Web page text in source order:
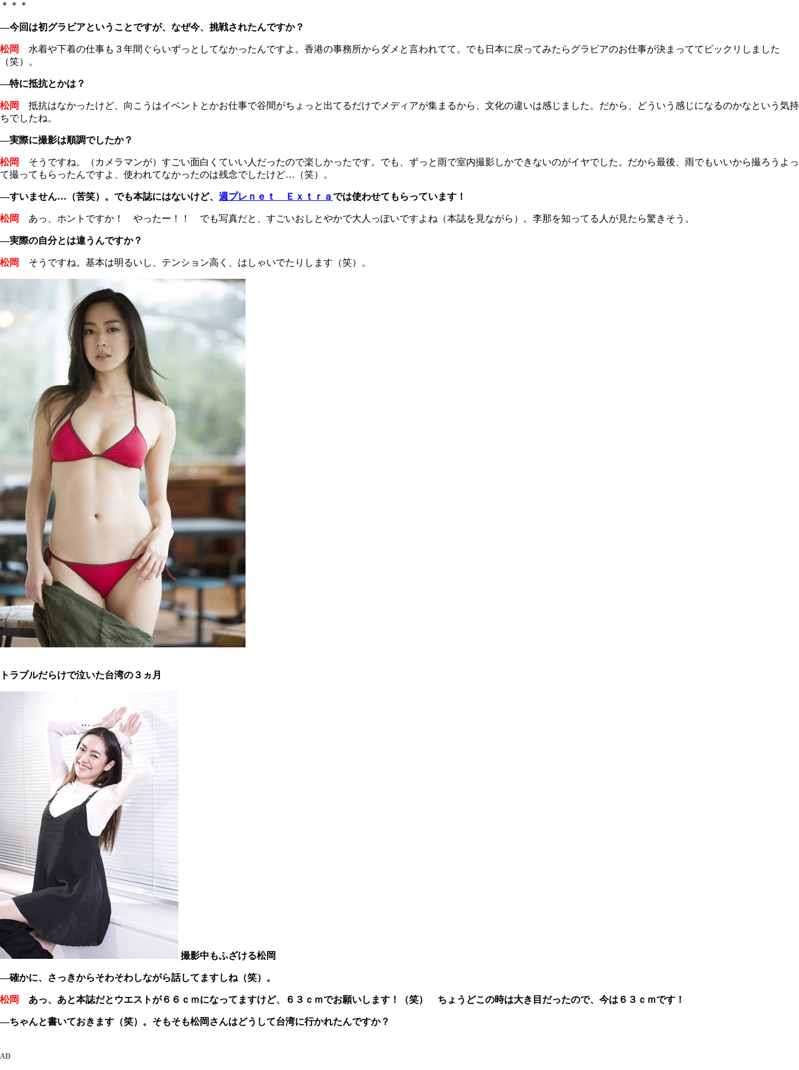
＊＊＊
―今回は初グラビアということですが、なぜ今、挑戦されたんですか？
松岡
水着や下着の仕事も３年間ぐらいずっとしてなかったんですよ。香港の事務所からダメと言われてて。でも日本に戻ってみたらグラビアのお仕事が決まっててビックリしました
（笑）。
―特に抵抗とかは？
松岡
抵抗はなかったけど、向こうはイベントとかお仕事で谷間がちょっと出てるだけでメディアが集まるから、文化の違いは感じました。だから、どういう感じになるのかなという気持
ちでしたね。
―実際に撮影は順調でしたか？
松岡
そうですね。（カメラマンが）すごい面白くていい人だったので楽しかったです。でも、ずっと雨で室内撮影しかできないのがイヤでした。だから最後、雨でもいいから撮ろうよっ
て撮ってもらったんですよ、使われてなかったのは残念でしたけど…（笑）。
―すいません…（苦笑）。でも本誌にはないけど、 週プレｎｅｔ Ｅｘｔｒａ では使わせてもらっています！
松岡 あっ、ホントですか！ やったー！！ でも写真だと、すごいおしとやかで大人っぽいですよね（本誌を見ながら）。李那を知ってる人が見たら驚きそう。
―実際の自分とは違うんですか？
松岡 そうですね。基本は明るいし、テンション高く、はしゃいでたりします（笑）。
トラブルだらけで泣いた台湾の３ヵ月
撮影中もふざける松岡
―確かに、さっきからそわそわしながら話してますしね（笑）。
松岡 あっ、あと本誌だとウエストが６６ｃｍになってますけど、６３ｃｍでお願いします！（笑） ちょうどこの時は大き目だったので、今は６３ｃｍです！
―ちゃんと書いておきます（笑）。そもそも松岡さんはどうして台湾に行かれたんですか？